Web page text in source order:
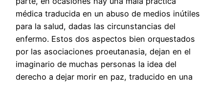
médica traducida en un abuso de medios inútiles
para la salud, dadas las circunstancias del
enfermo. Estos dos aspectos bien orquestados
por las asociaciones proeutanasia, dejan en el
imaginario de muchas personas la idea del
derecho a dejar morir en paz, traducido en una